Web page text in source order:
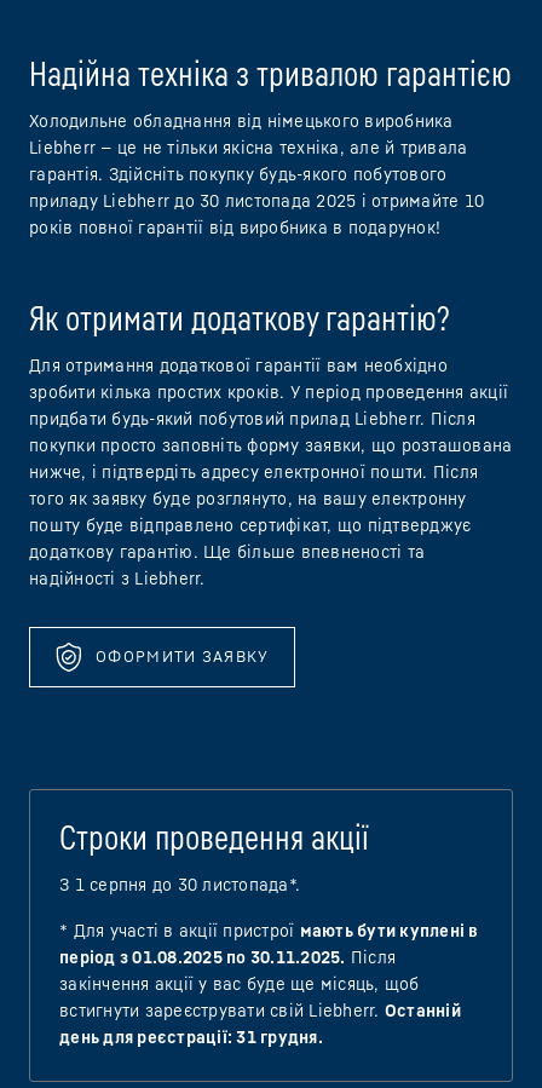
Надійна техніка з тривалою гарантією
Холодильне обладнання від німецького виробника
Liebherr — це не тільки якісна техніка, але й тривала
гарантія. Здійсніть покупку будь-якого побутового
приладу Liebherr до 30 листопада 2025 і отримайте 10
років повної гарантії від виробника в подарунок!
Як отримати додаткову гарантію?
Для отримання додаткової гарантії вам необхідно
зробити кілька простих кроків. У період проведення акції
придбати будь-який побутовий прилад Liebherr. Після
покупки просто заповніть форму заявки, що розташована
нижче, і підтвердіть адресу електронної пошти. Після
того як заявку буде розглянуто, на вашу електронну
пошту буде відправлено сертифікат, що підтверджує
додаткову гарантію. Ще більше впевненості та
надійності з Liebherr.
ОФОРМИТИ ЗАЯВКУ
Строки проведення акції
З 1 серпня до 30 листопада*.
* Для участі в акції пристрої мають бути куплені в
період з 01.08.2025 по 30.11.2025.
Після
закінчення акції у вас буде ще місяць, щоб
встигнути зареєструвати свій Liebherr. Останній
день для реєстрації: 31 грудня.